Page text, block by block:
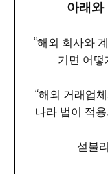
아래와
“해외 회사와
기면 어떻
“해외 거래업
나라 법이 적
섣불